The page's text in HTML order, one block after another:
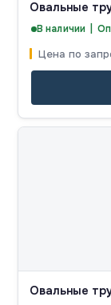
Овальные
В наличии |
Цена по
Овальные